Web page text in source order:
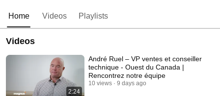
Home Videos Playlists
Videos
2:24
André Ruel – VP ventes et conseiller
technique - Ouest du Canada |
Rencontrez notre équipe
10 views 9 days ago